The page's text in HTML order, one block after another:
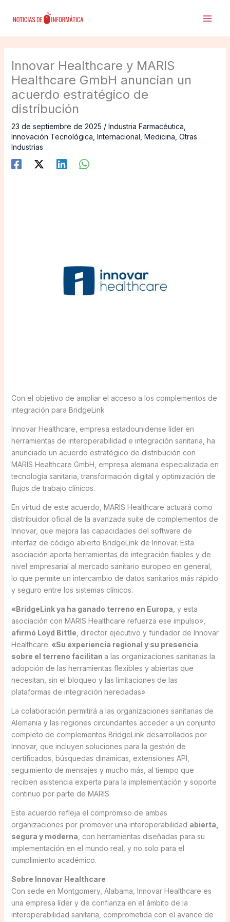
Innovar Healthcare y MARIS
Healthcare GmbH anuncian un
acuerdo estratégico de
distribución
23 de septiembre de 2025 / Industria Farmacéutica
Innovación Tecnológica Internacional Medicina Otras
Industrias
Con el objetivo de ampliar el acceso a los complementos de
integración para BridgeLink
Innovar Healthcare, empresa estadounidense líder en
herramientas de interoperabilidad e integración sanitaria, ha
anunciado un acuerdo estratégico de distribución con
MARIS Healthcare GmbH, empresa alemana especializada en
tecnología sanitaria, transformación digital y optimización de
flujos de trabajo clínicos.
En virtud de este acuerdo, MARIS Healthcare actuará como
distribuidor oficial de la avanzada suite de complementos de
Innovar, que mejora las capacidades del software de
interfaz de código abierto BridgeLink de Innovar. Esta
asociación aporta herramientas de integración fiables y de
nivel empresarial al mercado sanitario europeo en general,
lo que permite un intercambio de datos sanitarios más rápido
y seguro entre los sistemas clínicos.
«BridgeLink ya ha ganado terreno en Europa , y esta
asociación con MARIS Healthcare refuerza ese impulso»,
afirmó Loyd Bittle , director ejecutivo y fundador de Innovar
Healthcare. «Su experiencia regional y su presencia
sobre el terreno facilitan a las organizaciones sanitarias la
adopción de las herramientas flexibles y abiertas que
necesitan, sin el bloqueo y las limitaciones de las
plataformas de integración heredadas».
La colaboración permitirá a las organizaciones sanitarias de
Alemania y las regiones circundantes acceder a un conjunto
completo de complementos BridgeLink desarrollados por
Innovar, que incluyen soluciones para la gestión de
certificados, búsquedas dinámicas, extensiones API,
seguimiento de mensajes y mucho más, al tiempo que
reciben asistencia experta para la implementación y soporte
continuo por parte de MARIS.
Este acuerdo refleja el compromiso de ambas
organizaciones por promover una interoperabilidad abierta,
segura y moderna , con herramientas diseñadas para su
implementación en el mundo real, y no solo para el
cumplimiento académico.
Sobre Innovar Healthcare
Con sede en Montgomery, Alabama, Innovar Healthcare es
una empresa líder y de confianza en el ámbito de la
interoperabilidad sanitaria, comprometida con el avance de